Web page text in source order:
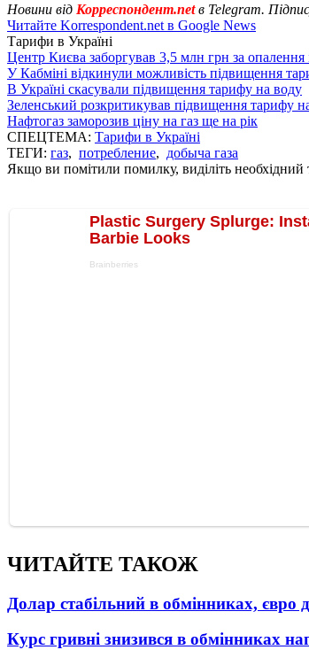
Новини від Корреспондент.netв Telegram.
Читайте Korrespondent.net в Google News
Тарифи в Україні
Центр Києва заборгував 3,5 млн грн за опалення
У Кабміні відкинули можливість підвищення
В Україні скасували підвищення тарифу на воду
Зеленський розкритикував підвищення тарифу
Нафтогаз заморозив ціну на газ ще на рік
СПЕЦТЕМА: Тарифи в Україні
ТЕГИ: газ, потребление, добыча газа
Якщо ви помітили помилку, виділіть
ЧИТАЙТЕ ТАКОЖ
Долар стабільний в обмінниках, євро
Курс гривні знизився в обмінниках